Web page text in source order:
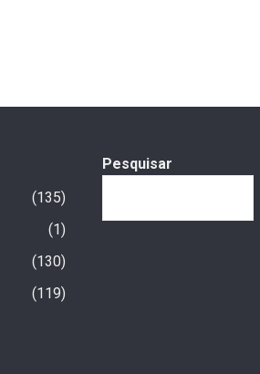
135
1
130
119
Pesquisar